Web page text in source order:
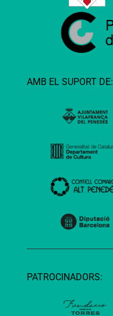
AMB EL SUPORT DE:
PATROCINADORS: